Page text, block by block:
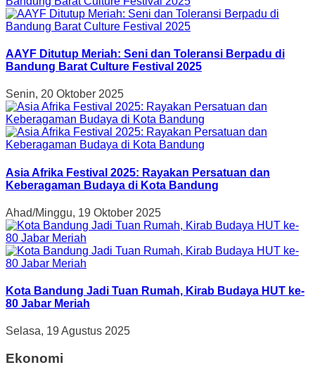
AAYF Ditutup Meriah: Seni dan Toleransi Berpadu di
Bandung Barat Culture Festival 2025
Senin, 20 Oktober 2025
Asia Afrika Festival 2025: Rayakan Persatuan dan
Keberagaman Budaya di Kota Bandung
Ahad/Minggu, 19 Oktober 2025
Kota Bandung Jadi Tuan Rumah, Kirab Budaya HUT ke-
80 Jabar Meriah
Selasa, 19 Agustus 2025
Ekonomi